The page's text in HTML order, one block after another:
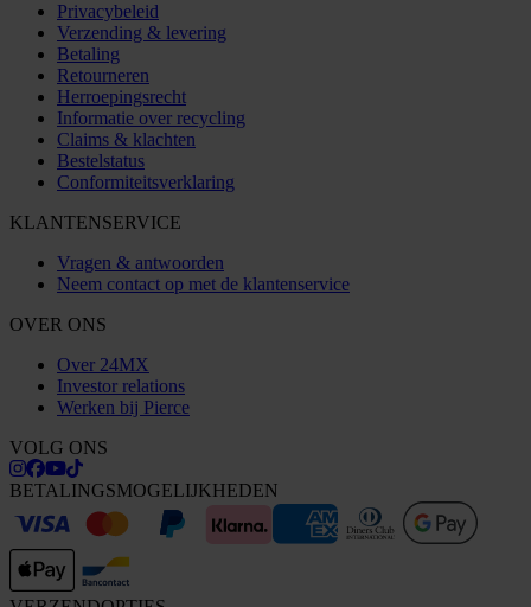
Privacybeleid
Verzending & levering
Betaling
Retourneren
Herroepingsrecht
Informatie over recycling
Claims & klachten
Bestelstatus
Conformiteitsverklaring
KLANTENSERVICE
Vragen & antwoorden
Neem contact op met de klantenservice
OVER ONS
Over 24MX
Investor relations
Werken bij Pierce
VOLG ONS
BETALINGSMOGELIJKHEDEN